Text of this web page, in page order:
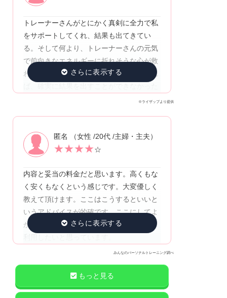
トレーナーさんがとにかく真剣に全力で私
をサポートしてくれ、結果も出てきてい
る。そして何より、トレーナーさんの元気
で前向きなエネルギーに折れそうな心が救
われて、頑張り続けられている！いなけれ
※ライザップより提供
匿名 （女性 /20代 /主婦・主夫）
★★★★☆
内容と妥当の料金だと思います。高くもな
く安くもなくという感じです。大変優しく
教えて頂けます。ここはこうするといいと
いうアドバイスが的確です。ここにしてよ
かったと満足しています。今後も引き続き
みんなのパーソナルトレーニング調べ
もっと見る